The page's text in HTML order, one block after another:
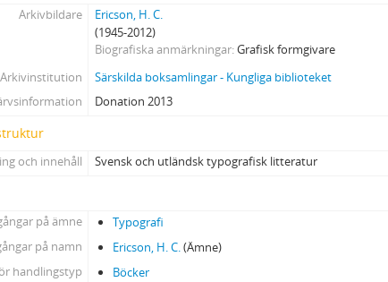
Arkivbildare
Ericson, H. C.
(1945-2012)
Biografiska anmärkningar Grafisk formgivare
Arkivinstitution
Särskilda boksamlingar - Kungliga biblioteket
Donation 2013
och innehåll Svensk och utländsk typografisk litteratur
på ämne
Typografi
på namn
Ericson, H. C.(Ämne)
handlingstyp
Böcker